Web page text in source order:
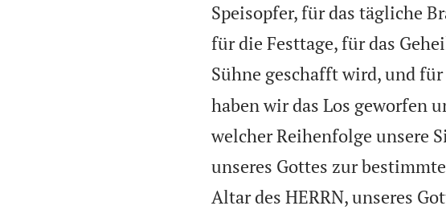
Speisopfer, für das tägliche
für die Festtage, für das
Sühne geschafft wird, und
haben wir das Los geworfen
welcher Reihenfolge unsere
unseres Gottes zur
Altar des HERRN, unseres